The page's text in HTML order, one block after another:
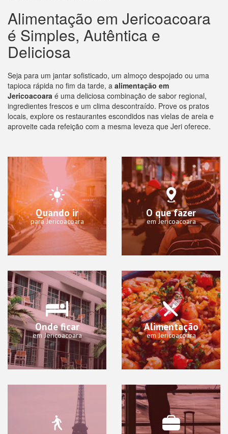
Alimentação em Jericoacoara
é Simples, Autêntica e
Deliciosa
Seja para um jantar sofisticado, um almoço despojado ou uma
tapioca rápida no fim da tarde, a alimentação em
Jericoacoara é uma deliciosa combinação de sabor regional,
ingredientes frescos e um clima descontraído. Prove os pratos
locais, explore os restaurantes escondidos nas vielas de areia e
aproveite cada refeição com a mesma leveza que Jeri oferece.
Quando ir
para Jericoacoara
O que fazer
em Jericoacoara
Onde ficar
em Jericoacoara
Alimentação
em Jericoacoara